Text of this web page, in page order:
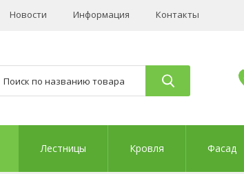
Новости Информация Контакты
Лестницы Кровля Фасад